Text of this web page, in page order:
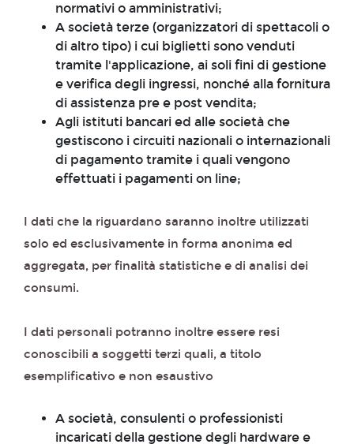
normativi o amministrativi;
A società terze (organizzatori di spettacoli o
di altro tipo) i cui biglietti sono venduti
tramite l'applicazione, ai soli fini di gestione
e verifica degli ingressi, nonché alla fornitura
di assistenza pre e post vendita;
Agli istituti bancari ed alle società che
gestiscono i circuiti nazionali o internazionali
di pagamento tramite i quali vengono
effettuati i pagamenti on line;
I dati che la riguardano saranno inoltre utilizzati
solo ed esclusivamente in forma anonima ed
aggregata, per finalità statistiche e di analisi dei
consumi.
I dati personali potranno inoltre essere resi
conoscibili a soggetti terzi quali, a titolo
esemplificativo e non esaustivo
A società, consulenti o professionisti
incaricati della gestione degli hardware e